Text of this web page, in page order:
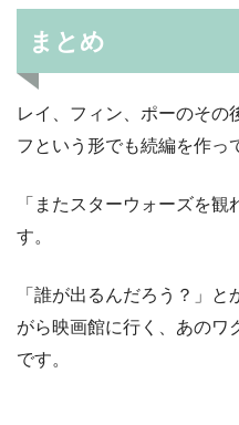
まとめ
レイ、フィン、ポーのその
フという形でも続編を作っ
「またスターウォーズを
す。
「誰が出るんだろう？」
がら映画館に行く、あのワ
です。